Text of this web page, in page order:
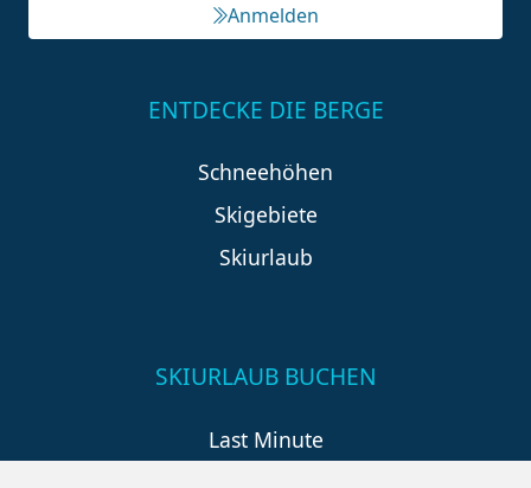
Anmelden
ENTDECKE DIE BERGE
Schneehöhen
Skigebiete
Skiurlaub
SKIURLAUB BUCHEN
Last Minute